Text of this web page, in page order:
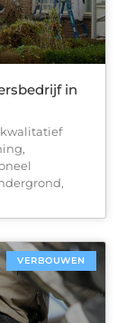
in
VERBOUWEN